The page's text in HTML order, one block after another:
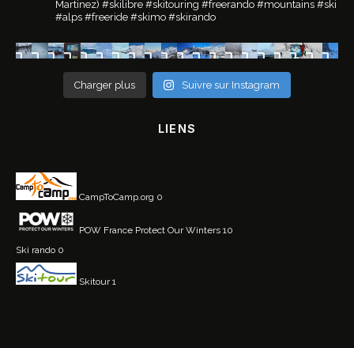
Martinez) #skilibre #skitouring #freerando #mountains #ski
#alps #freeride #skimo #skirando
Charger plus Suivre sur Instagram
LIENS
CampToCamp.org 0
POW France Protect Our Winters 10
Ski rando 0
Skitour1